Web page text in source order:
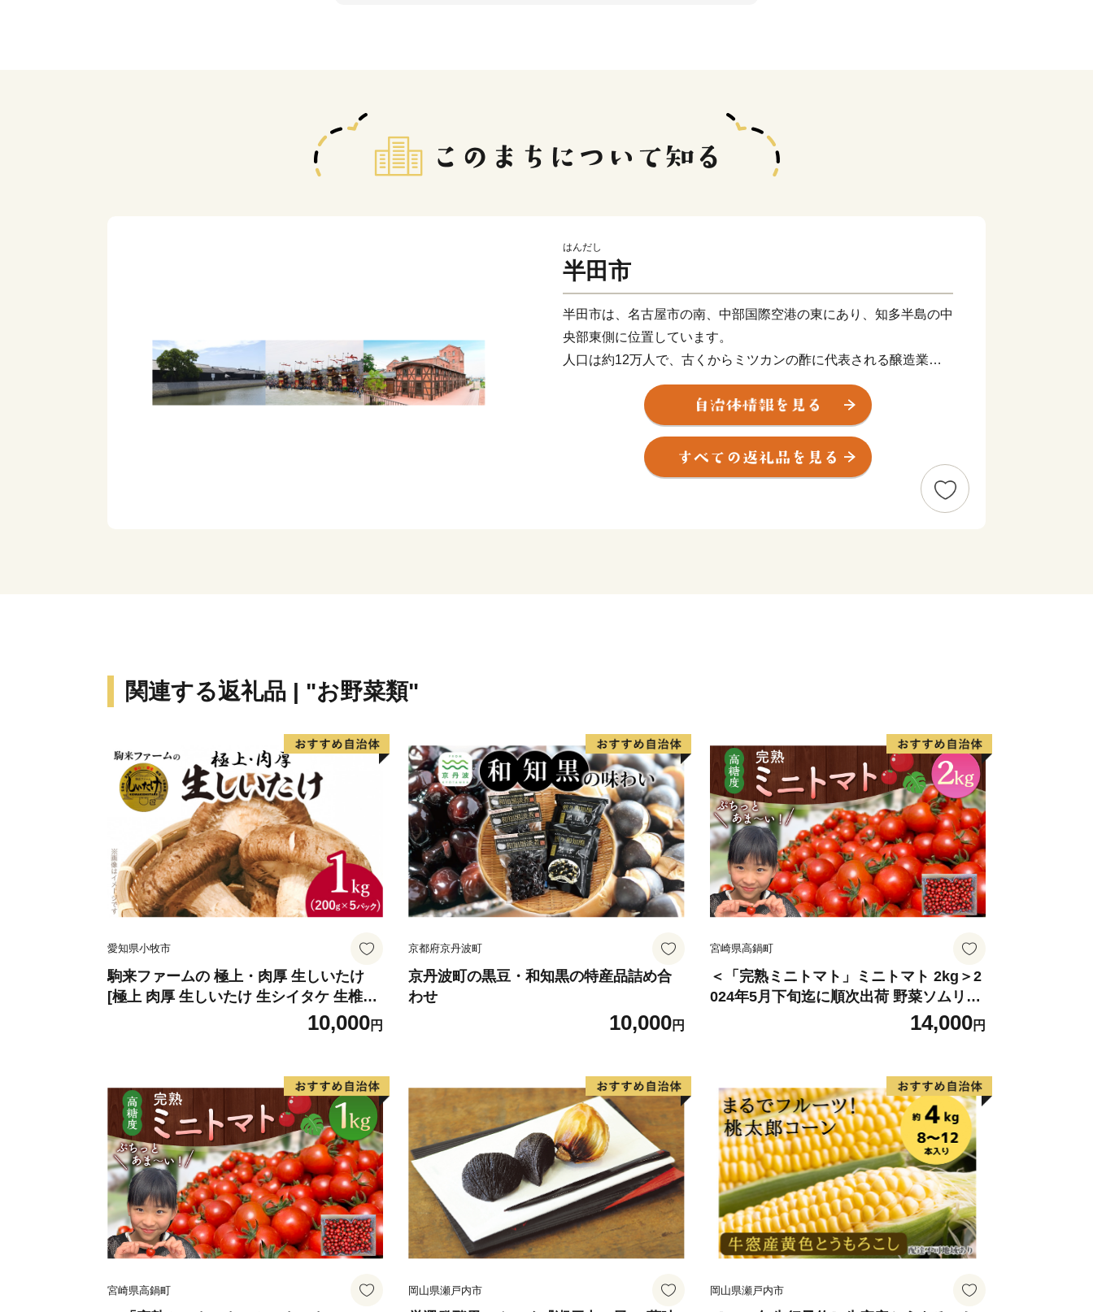
はんだし
半田市
半田市は、名古屋市の南、中部国際空港の東にあり、知多半島の中
央部東側に位置しています。
人口は約12万人で、古くからミツカンの酢に代表される醸造業な
どで栄え、知多地域の政治・経済・文化の中心都市として発展して
また、豊かな自然に囲まれながら、知多半島の中心都市として、名
古屋に行かなくても“何もかもがそろう”住みよさがあります。
半田市の象徴は、「山車」・「蔵」・「南吉」・「赤レンガ」。山
車祭りの歴史は古く、300年余の歴史があり、その伝統や文化を現
関連する返礼品 | "お野菜類"
愛知県小牧市
駒来ファームの 極上・肉厚 生しいたけ
[極上 肉厚 生しいたけ 生シイタケ 生椎茸
安心 安全 国産 採れたて 新鮮 きのこ 野
10,000円
京都府京丹波町
京丹波町の黒豆・和知黒の特産品詰め合
わせ
10,000円
宮崎県高鍋町
＜「完熟ミニトマト」ミニトマト 2kg＞2
024年5月下旬迄に順次出荷 野菜ソムリエ
サミット アルル・リリカ共に銀賞受
賞！！(2023年11月開催)1回食べてみらん
14,000円
宮崎県高鍋町 岡山県瀬戸内市 岡山県瀬戸内市